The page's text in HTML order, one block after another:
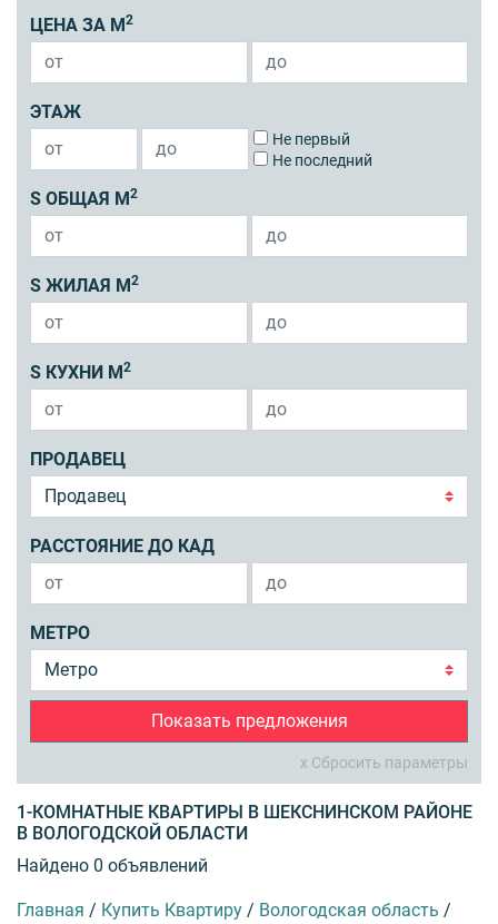
ЦЕНА ЗА М 2
ЭТАЖ
Не первый
Не последний
S ОБЩАЯ М 2
S ЖИЛАЯ М 2
S КУХНИ М 2
ПРОДАВЕЦ
РАССТОЯНИЕ ДО КАД
МЕТРО
Показать предложения
x Сбросить параметры
1-КОМНАТНЫЕ КВАРТИРЫ В ШЕКСНИНСКОМ РАЙОНЕ
В ВОЛОГОДСКОЙ ОБЛАСТИ
Найдено 0 объявлений
Главная / Купить Квартиру / Вологодская область /